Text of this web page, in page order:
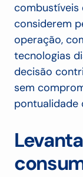
combustíveis
considerem
operação,
tecnologias
decisão
sem
pontualidade